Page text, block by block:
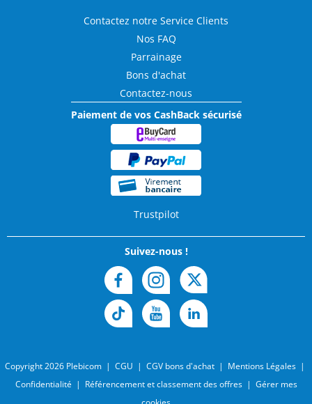
Contactez notre Service Clients
Nos FAQ
Parrainage
Bons d'achat
Contactez-nous
Paiement de vos CashBack sécurisé
Trustpilot
Suivez-nous !
Copyright 2026 Plebicom | CGU | CGV bons d'achat | Mentions Légales |
Confidentialité | Référencement et classement des offres| Gérer mes